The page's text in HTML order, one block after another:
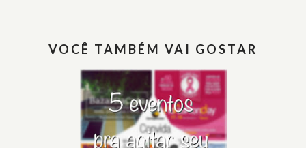
VOCÊ TAMBÉM VAI GOSTAR